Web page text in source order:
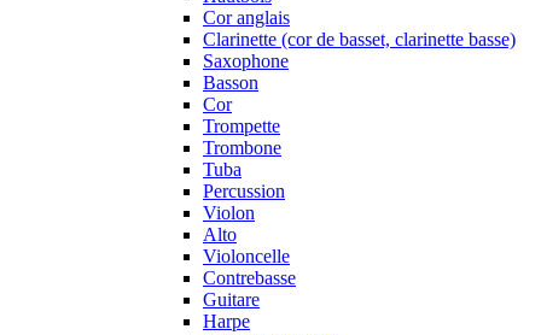
Cor anglais
Clarinette (cor de basset, clarinette basse)
Saxophone
Basson
Cor
Trompette
Trombone
Tuba
Percussion
Violon
Alto
Violoncelle
Contrebasse
Guitare
Harpe